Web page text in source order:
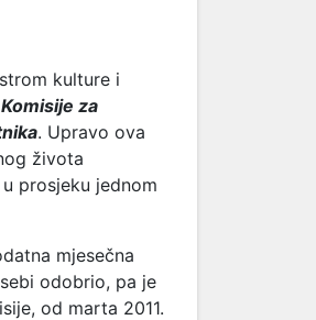
kulture i
Komisije za
. Upravo ova
života
prosjeku jednom
mjesečna
odobrio, pa je
od marta 2011.